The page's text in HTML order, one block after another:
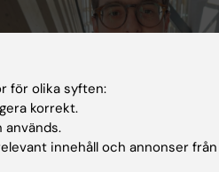
för olika syften:
korrekt.
innehåll och annonser